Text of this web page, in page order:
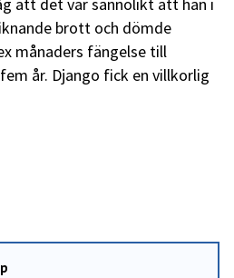
brott och dömde
månaders fängelse till
år. Django fick en villkorlig